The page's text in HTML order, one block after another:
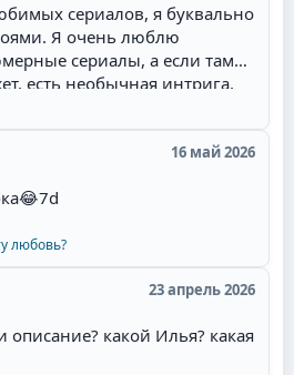
сериалов, я буквально
Я очень люблю
сериалы, а если там
есть необычная интрига,
актёры(Фернандо Колунга,
Леви) и их
для меня наслаждение
съёмки в живописных
эпохе, великолепные наряды
тема в романах и
перерастающая в бешеную
мысль, что это
из дамских любовных
16 май 2026
😂7d
любовь?
23 апрель 2026
описание? какой Илья? какая